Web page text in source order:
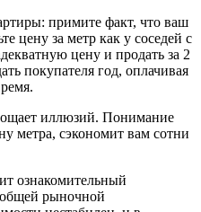
примите факт, что ваш
цену за метр как у соседей с
цену и продать за 2
покупателя год, оплачивая
иллюзий. Понимание
метра, сэкономит вам сотни
ознакомительный
общей рыночной